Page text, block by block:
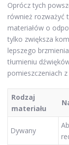
Oprócz tych
również rozważyć
materiałów o
tylko zwiększa
lepszego
tłumieniu
pomieszczeniach
Rodzaj
materiału
Dywany